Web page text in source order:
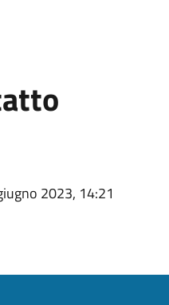
2023, 14:21